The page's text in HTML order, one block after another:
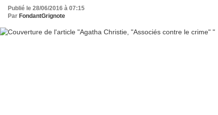
Publié le 28/06/2016 à 07:15
Par FondantGrignote